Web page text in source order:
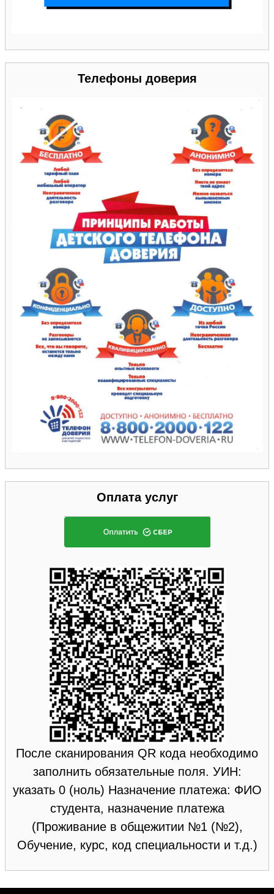
Телефоны доверия
Оплата услуг
После сканирования QR кода необходимо
заполнить обязательные поля. УИН:
указать 0 (ноль) Назначение платежа: ФИО
студента, назначение платежа
(Проживание в общежитии №1 (№2),
Обучение, курс, код специальности и т.д.)